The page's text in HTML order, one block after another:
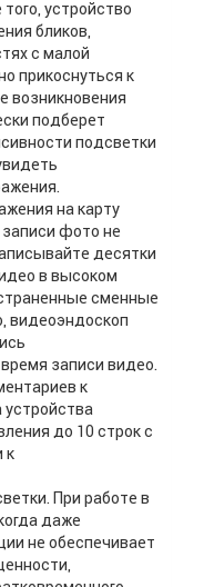
устройство
бликов,
с малой
прикоснуться к
возникновения
подберет
подсветки
на карту
фото не
десятки
в высоком
сменные
видеоэндоскоп
записи видео.
к
до 10 строк с
к
При работе в
даже
не обеспечивает